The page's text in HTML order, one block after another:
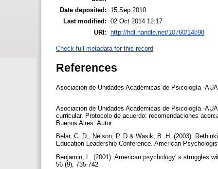
Date deposited:
15 Sep 2010
Last modified: 02 Oct 2014 12:17
URI:
http://hdl.handle.net/10760/14898
Check full metadata for this record
References
Asociación de Unidades Académicas de Psicología -
Asociación de Unidades Académicas de Psicología -
curricular. Protocolo de acuerdo: recomendaciones
Buenos Aires: Autor
Belar, C. D., Nelson, P. D & Wasik, B. H. (2003).
Education Leadership Conference. American
Benjamin, L. (2001). American psychology' s struggles
56 (9), 735-742